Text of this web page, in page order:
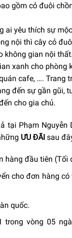
gồm cỏ đuôi
ai yêu thích sự
nội thì cây cỏ
không gian nội
xanh cho phòng
cafe, …. Trang
đến sự gần gũi,
cho gia chủ.
tại Phạm Nguyễn
ƯU ĐÃI sau
hàng đầu tiên (Tối
cho đơn hàng
quốc.
trong vòng 05